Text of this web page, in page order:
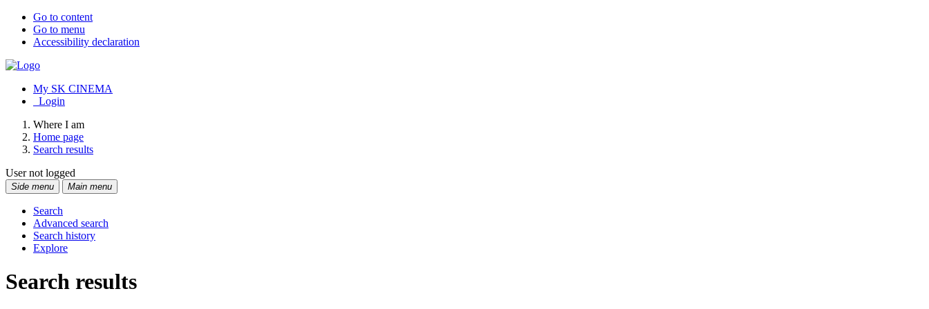
Go to content
Go to menu
Accessibility declaration
My SK CINEMA
Login
Where I am
Home page
Search results
User not logged
Side menu Main menu
Search
Advanced search
Search history
Explore
Search results